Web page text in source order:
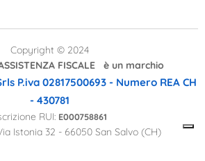
Copyright © 2024
FISCALE è un marchio
P.iva 02817500693 - Numero REA CH
- 430781
RUI: E000758861
Istonia 32 - 66050 San Salvo (CH)